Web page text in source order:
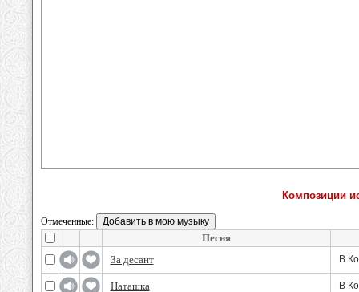
Композиции
Отмеченные:
Песня
За десант
В
Наташка В